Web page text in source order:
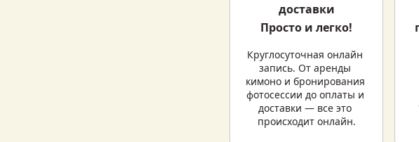
доставки
Просто и легко!
Круглосуточная онлайн
запись. От аренды
кимоно и бронирования
фотосессии до оплаты и
доставки — все это
происходит онлайн.